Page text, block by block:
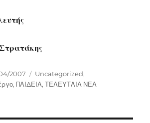
2007 Categories
Uncategorized,
,ΠΑΙΔΕΙΑ,ΤΕΛΕΥΤΑΙΑ ΝΕΑ